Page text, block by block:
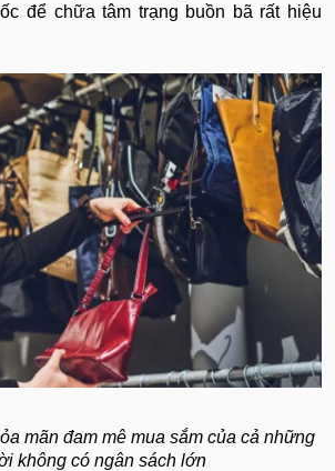
để chữa tâm trạng buồn bã rất hiệu
mãn đam mê mua sắm của cả những
không có ngân sách lớn